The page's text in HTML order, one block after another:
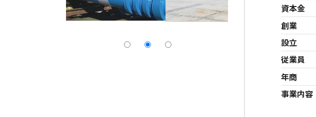
資本金
創業
設立
従業員
年商
事業内容